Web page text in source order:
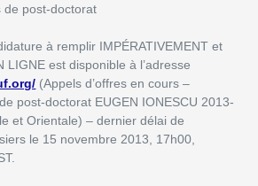
de post-doctorat
à remplir IMPÉRATIVEMENT et
LIGNE est disponible à l’adresse
(Appels d’offres en cours –
post-doctorat EUGEN IONESCU 2013-
et Orientale) – dernier délai de
le 15 novembre 2013, 17h00,